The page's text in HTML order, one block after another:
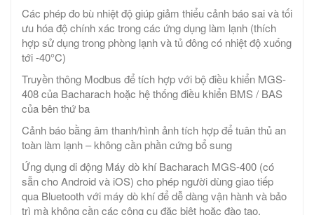
Các phép đo bù nhiệt độ giúp giảm thiểu cảnh báo sai và tối
ưu hóa độ chính xác trong các ứng dụng làm lạnh (thích
hợp sử dụng trong phòng lạnh và tủ đông có nhiệt độ xuống
tới -40°C)
Truyền thông Modbus để tích hợp với bộ điều khiển MGS-
408 của Bacharach hoặc hệ thống điều khiển BMS / BAS
của bên thứ ba
Cảnh báo bằng âm thanh/hình ảnh tích hợp để tuân thủ an
toàn làm lạnh – không cần phần cứng bổ sung
Ứng dụng di động Máy dò khí Bacharach MGS-400 (có
sẵn cho Android và iOS) cho phép người dùng giao tiếp
qua Bluetooth với máy dò khí để dễ dàng vận hành và bảo
trì mà không cần các công cụ đặc biệt hoặc đào tạo.